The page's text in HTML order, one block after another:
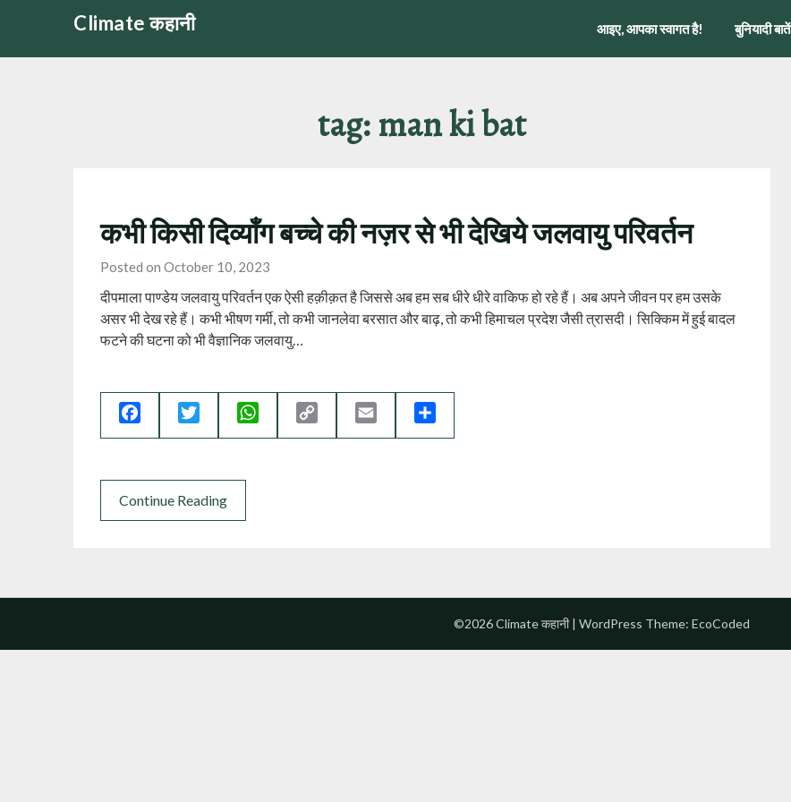
content
Climate कहानी आइए, आपका स्वागत है! बुनियादी बातें
tag:man ki bat
कभी किसी दिव्याँग बच्चे की नज़र से भी देखिये जलवायु परिवर्तन
Posted on October 10, 2023
दीपमाला पाण्डेय जलवायु परिवर्तन एक ऐसी हक़ीक़त है जिससे अब हम सब धीरे धीरे वाकिफ हो रहे हैं। अब अपने जीवन पर हम उसके
असर भी देख रहे हैं। कभी भीषण गर्मी, तो कभी जानलेवा बरसात और बाढ़, तो कभी हिमाचल प्रदेश जैसी त्रासदी। सिक्किम में हुई बादल
फटने की घटना को भी वैज्ञानिक जलवायु…
Facebook Twitter WhatsApp
Link
Continue Reading
©2026 Climate कहानी| WordPress Theme: EcoCoded